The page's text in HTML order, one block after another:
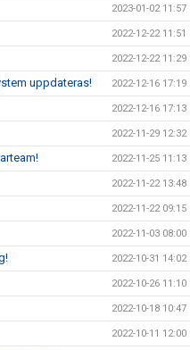
2023-01-02 11:57
2022-12-22 11:51
2022-12-22 11:29
uppdateras! 2022-12-16 17:19
2022-12-16 17:13
2022-11-29 12:32
2022-11-25 11:13
2022-11-22 13:48
2022-11-22 09:15
2022-11-03 08:00
2022-10-31 14:02
2022-10-26 11:10
2022-10-18 10:47
2022-10-11 12:00